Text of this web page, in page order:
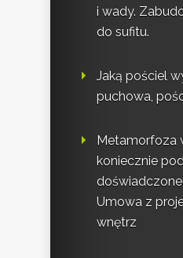
i wady.
do sufitu.
Jaką pościel
puchowa,
Metamorfoza
koniecznie
Umowa z
wnętrz